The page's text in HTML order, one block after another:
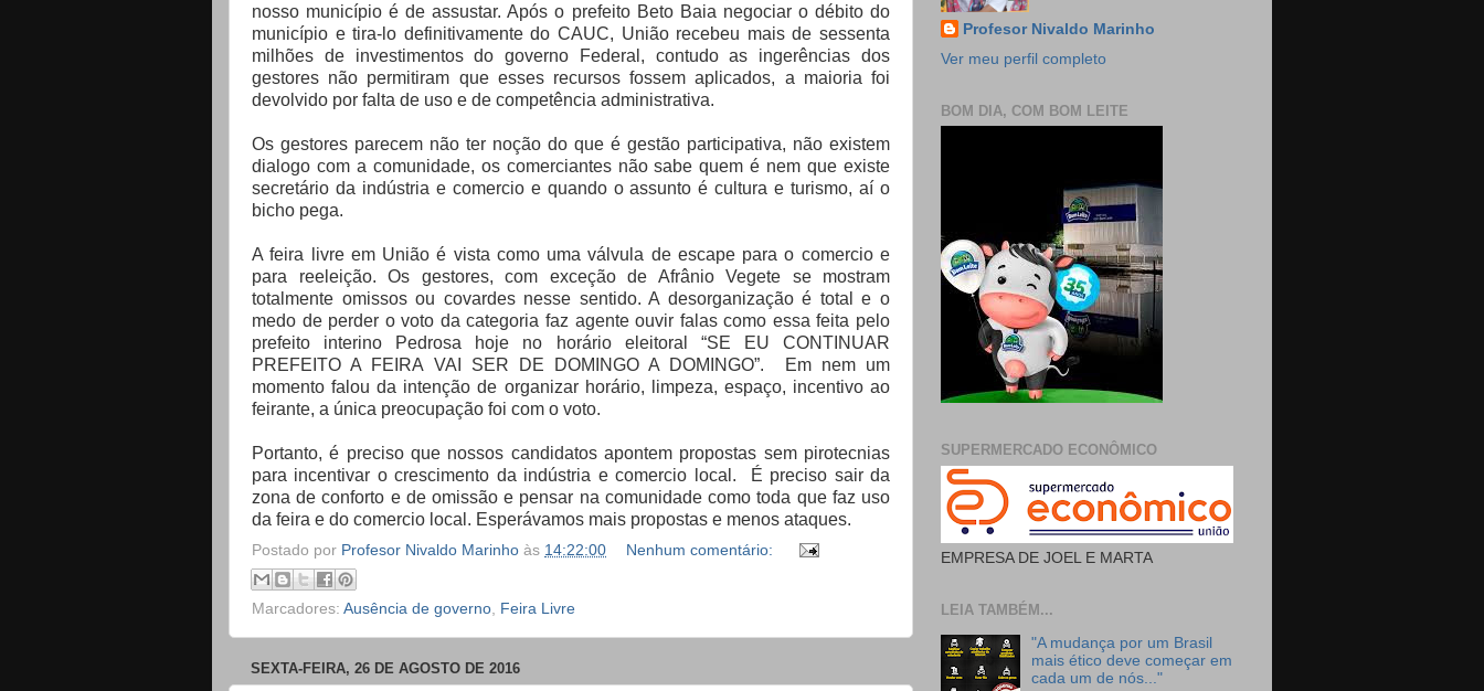
nosso município é de assustar. Após o prefeito Beto Baia negociar o débito do
município e tira-lo definitivamente do CAUC, União recebeu mais de sessenta
milhões de investimentos do governo Federal, contudo as ingerências dos
gestores não permitiram que esses recursos fossem aplicados, a maioria foi
devolvido por falta de uso e de competência administrativa.
Os gestores parecem não ter noção do que é gestão participativa, não existem
dialogo com a comunidade, os comerciantes não sabe quem é nem que existe
secretário da indústria e comercio e quando o assunto é cultura e turismo, aí o
bicho pega.
A feira livre em União é vista como uma válvula de escape para o comercio e
para reeleição. Os gestores, com exceção de Afrânio Vegete se mostram
totalmente omissos ou covardes nesse sentido. A desorganização é total e o
medo de perder o voto da categoria faz agente ouvir falas como essa feita pelo
prefeito interino Pedrosa hoje no horário eleitoral “SE EU CONTINUAR
PREFEITO A FEIRA VAI SER DE DOMINGO A DOMINGO”. Em nem um
momento falou da intenção de organizar horário, limpeza, espaço, incentivo ao
feirante, a única preocupação foi com o voto.
Portanto, é preciso que nossos candidatos apontem propostas sem pirotecnias
para incentivar o crescimento da indústria e comercio local. É preciso sair da
zona de conforto e de omissão e pensar na comunidade como toda que faz uso
da feira e do comercio local. Esperávamos mais propostas e menos ataques.
Postado por Profesor Nivaldo Marinho às 14:22:00 Nenhum comentário:
Marcadores: Ausência de governo, Feira Livre
SEXTA-FEIRA, 26 DE AGOSTO DE 2016
Profesor Nivaldo Marinho
Ver meu perfil completo
BOM DIA, COM BOM LEITE
SUPERMERCADO ECONÔMICO
EMPRESA DE JOEL E MARTA
LEIA TAMBÉM...
"A mudança por um Brasil
mais ético deve começar em
cada um de nós..."